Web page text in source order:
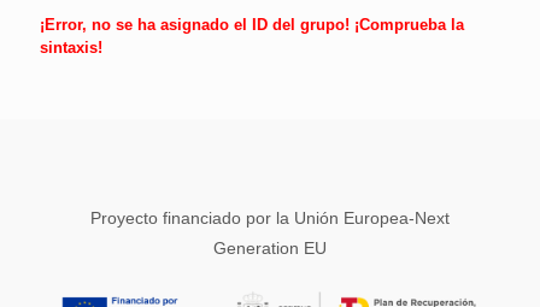
¡Error, no se ha asignado el ID del grupo! ¡Comprueba la
sintaxis!
Proyecto financiado por la Unión Europea-Next
Generation EU